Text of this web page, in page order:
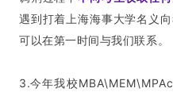
遇到打着上海海事大学名义
可以在第一时间与我们联系。
3.今年我校